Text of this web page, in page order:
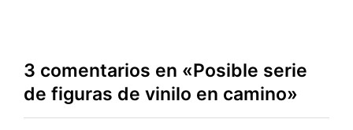
3 comentarios en «Posible serie
de figuras de vinilo en camino»